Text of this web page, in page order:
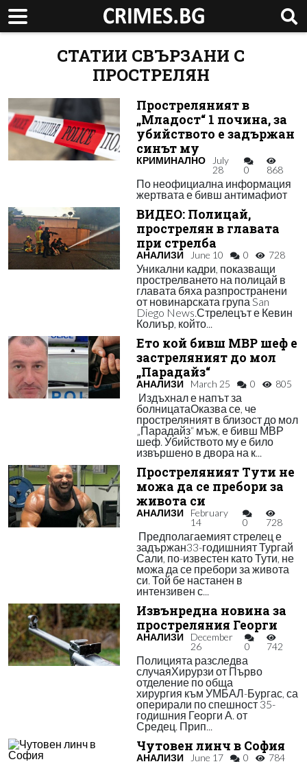
СТАТИИ СВЪРЗАНИ С
ПРОСТРЕЛЯН
Простреляният в
„Младост“ 1 почина, за
убийството е задържан
синът му
КРИМИНАЛНО
July
28
0 868
По неофициална информация
жертвата е бивш антимафиот
ВИДЕО: Полицай,
прострелян в главата
при стрелба
АНАЛИЗИ June 10 0 728
Уникални кадри, показващи
прострелването на полицай в
главата бяха разпространени
от новинарската група San
Diego News.Стрелецът е Кевин
Колиър, който...
Ето кой бивш МВР шеф е
застреляният до мол
„Парадайз“
АНАЛИЗИ March 25 0 805
Издъхнал е напът за
болницатаОказва се, че
простреляният в близост до мол
„Парадайз“ мъж, е бивш МВР
шеф. Убийството му е било
извършено в двора на к...
Простреляният Тути не
можа да се пребори за
живота си
АНАЛИЗИ
February
14
0 728
Предполагаемият стрелец е
задържан33-годишният Тургай
Сали, по-известен като Тути, не
можа да се пребори за живота
си. Той бе настанен в
интензивен с...
Извънредна новина за
простреляния Георги
АНАЛИЗИ
December
26
0 742
Полицията разследва
случаяХирурзи от Първо
отделение по обща
хирургия към УМБАЛ-Бургас, са
оперирали по спешност 35-
годишния Георги А. от
Средец. Прип...
Чутовен линч в София
АНАЛИЗИ June 17 0 784